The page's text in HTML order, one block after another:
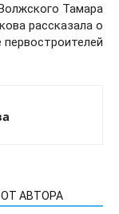
Тамара
рассказала о
первостроителей
АВТОРА